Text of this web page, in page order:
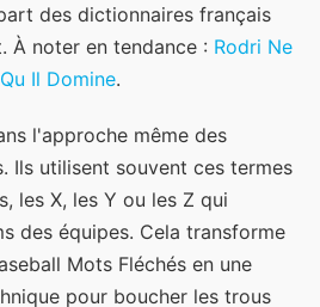
des dictionnaires français
À noter en tendance : Rodri Ne
Il Domine.
l'approche même des
Ils utilisent souvent ces termes
les X, les Y ou les Z qui
des équipes. Cela transforme
Mots Fléchés en une
pour boucher les trous